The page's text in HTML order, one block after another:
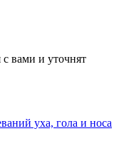
вами и уточнят